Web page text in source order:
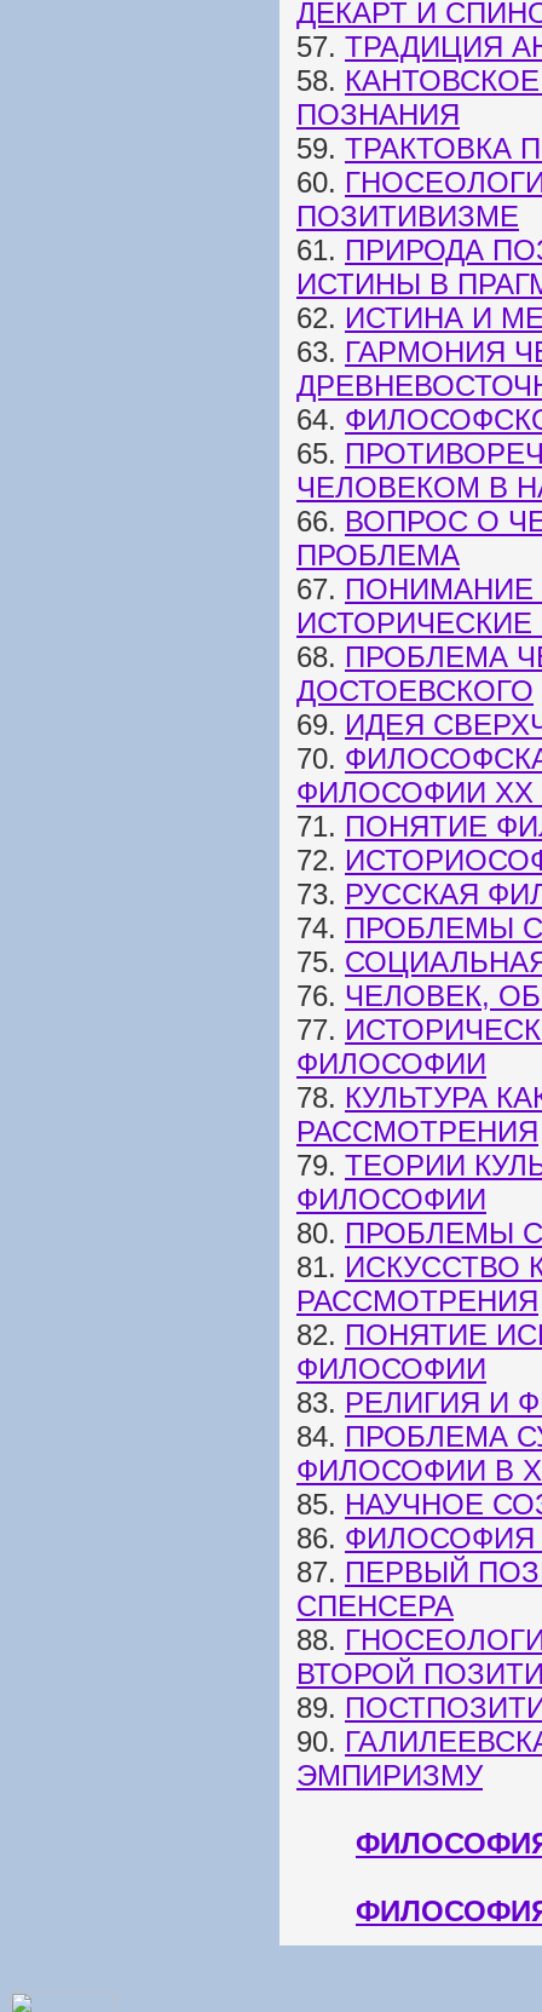
ДЕКАРТ И
57. ТРАДИЦИЯ
58.
ПОЗНАНИЯ
59. ТРАКТОВКА
60.
ПОЗИТИВИЗМЕ
61. ПРИРОДА
ИСТИНЫ В
62. ИСТИНА И
63. ГАРМОНИЯ
64.
65.
ЧЕЛОВЕКОМ В
66. ВОПРОС О
ПРОБЛЕМА
67. ПОНИМАНИЕ
68. ПРОБЛЕМА
ДОСТОЕВСКОГО
69. ИДЕЯ
70.
ФИЛОСОФИИ XX
71. ПОНЯТИЕ
72.
73. РУССКАЯ
74. ПРОБЛЕМЫ
75.
76. ЧЕЛОВЕК,
77.
ФИЛОСОФИИ
78. КУЛЬТУРА
РАССМОТРЕНИЯ
79. ТЕОРИИ
ФИЛОСОФИИ
80. ПРОБЛЕМЫ
81. ИСКУССТВО
РАССМОТРЕНИЯ
82. ПОНЯТИЕ
ФИЛОСОФИИ
83. РЕЛИГИЯ И
84. ПРОБЛЕМА
ФИЛОСОФИИ В
85. НАУЧНОЕ
86. ФИЛОСОФИЯ
87. ПЕРВЫЙ
СПЕНСЕРА
88.
ВТОРОЙ
89.
90.
ЭМПИРИЗМУ